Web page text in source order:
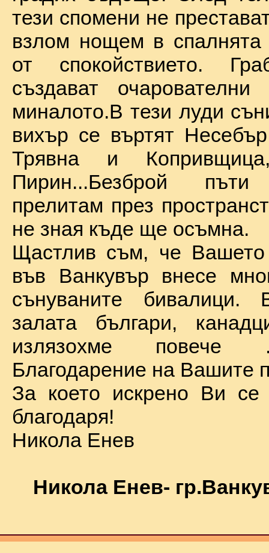
тези спомени не
взлом нощем в спалнята
от спокойствието.
създават
миналото.В тези луди
вихър се въртят
Трявна и
Пирин...Безброй
прелитам през
не зная къде ще осъмна.
Щастлив съм, че Вашето
във Ванкувър внесе
сънуваните бивалици.
залата българи,
излязохме
Благодарение на Вашите
За което искрено Ви се
благодаря!
Никола Енев
Никола Енев-